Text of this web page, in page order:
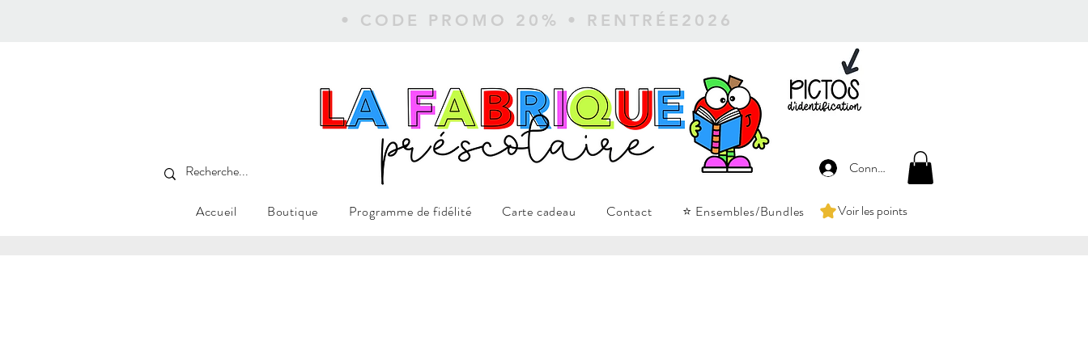
• CODE PROMO 20% • RENTRÉE2026
Connexion
Voir les points
Accueil Boutique Programme de fidélité Carte cadeau Contact ⭐ Ensembles/Bundles